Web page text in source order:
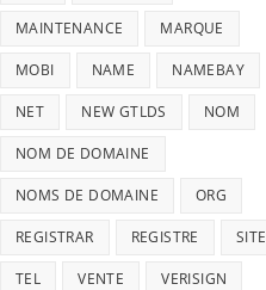
MAINTENANCE MARQUE
MOBI NAME NAMEBAY
NET NEW GTLDS NOM
NOM DE DOMAINE
NOMS DE DOMAINE ORG
REGISTRAR REGISTRE SITE
TEL VENTE VERISIGN